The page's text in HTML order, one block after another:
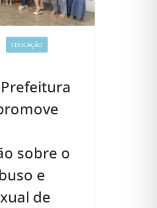
EDUCAÇÃO
sobre o
e
de